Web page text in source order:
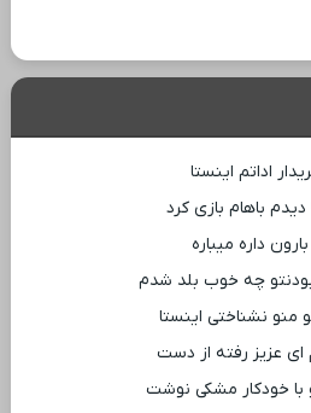
اداتم اینستا
باهام بازی کرد
داره میباره
چه خوب بلد شدم
نشناختی اینستا
عزیز رفته از دست
با خودکار مشکی نوشت